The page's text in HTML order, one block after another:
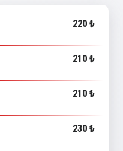
220 ₺
210 ₺
210 ₺
230 ₺